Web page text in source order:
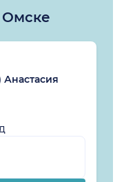
Омске
Анастасия